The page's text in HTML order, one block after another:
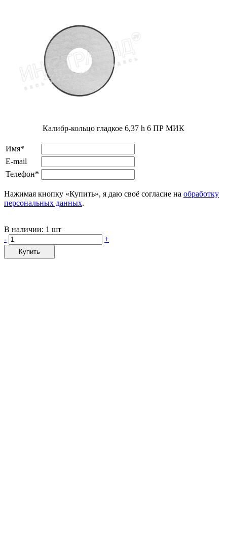
Калибр-кольцо гладкое 6,37 h 6 ПР МИК
Имя*
E-mail
Телефон*
Нажимая кнопку «Купить», я даю своё согласие на обработку
персональных данных.
В наличии: 1 шт
-
+
Купить